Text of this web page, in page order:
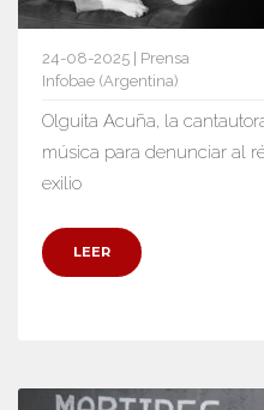
24-08-2025 | Prensa
Infobae (Argentina)
Olguita Acuña, la
música para denunciar al
exilio
LEER